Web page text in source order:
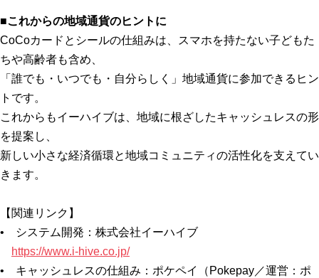
■これからの地域通貨のヒントに
CoCoカードとシールの仕組みは、スマホを持たない子どもた
ちや高齢者も含め、
「誰でも・いつでも・自分らしく」地域通貨に参加できるヒン
トです。
これからもイーハイブは、地域に根ざしたキャッシュレスの形
を提案し、
新しい小さな経済循環と地域コミュニティの活性化を支えてい
きます。
【関連リンク】
• システム開発：株式会社イーハイブ
https://www.i-hive.co.jp/
• キャッシュレスの仕組み：ポケペイ（Pokepay／運営：ポ